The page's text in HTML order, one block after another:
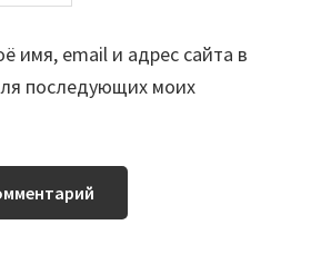
имя, email и адрес сайта в
последующих моих